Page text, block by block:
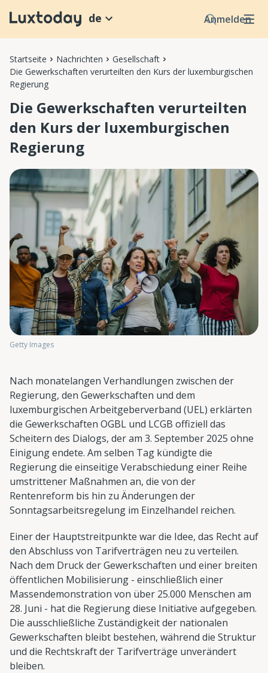
Anmelden
de
Startseite Nachrichten
Gesellschaft
Die Gewerkschaften verurteilten den Kurs der luxemburgischen
Regierung
Die Gewerkschaften verurteilten
den Kurs der luxemburgischen
Regierung
Getty Images
Nach monatelangen Verhandlungen zwischen der
Regierung, den Gewerkschaften und dem
luxemburgischen Arbeitgeberverband (UEL) erklärten
die Gewerkschaften OGBL und LCGB offiziell das
Scheitern des Dialogs, der am 3. September 2025 ohne
Einigung endete. Am selben Tag kündigte die
Regierung die einseitige Verabschiedung einer Reihe
umstrittener Maßnahmen an, die von der
Rentenreform bis hin zu Änderungen der
Sonntagsarbeitsregelung im Einzelhandel reichen.
Einer der Hauptstreitpunkte war die Idee, das Recht auf
den Abschluss von Tarifverträgen neu zu verteilen.
Nach dem Druck der Gewerkschaften und einer breiten
öffentlichen Mobilisierung - einschließlich einer
Massendemonstration von über 25.000 Menschen am
28. Juni - hat die Regierung diese Initiative aufgegeben.
Die ausschließliche Zuständigkeit der nationalen
Gewerkschaften bleibt bestehen, während die Struktur
und die Rechtskraft der Tarifverträge unverändert
bleiben.